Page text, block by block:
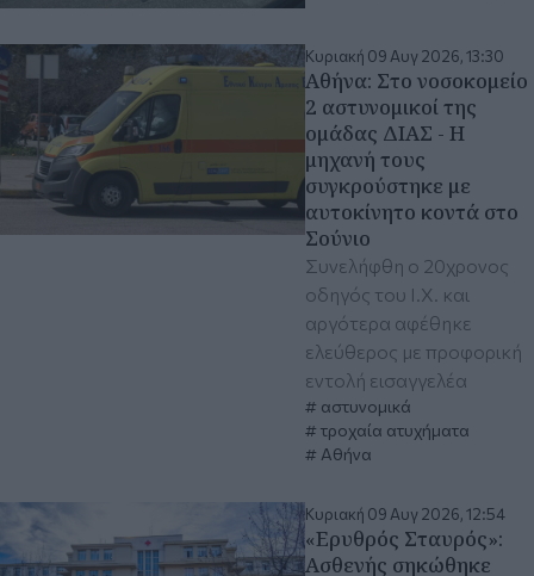
Κυριακή 09 Αυγ 2026, 13:30
Αθήνα: Στο νοσοκομείο
2 αστυνομικοί της
ομάδας ΔΙΑΣ - Η
μηχανή τους
συγκρούστηκε με
αυτοκίνητο κοντά στο
Σούνιο
Συνελήφθη ο 20χρονος
οδηγός του Ι.Χ. και
αργότερα αφέθηκε
ελεύθερος με προφορική
εντολή εισαγγελέα
αστυνομικά
τροχαία ατυχήματα
Αθήνα
Κυριακή 09 Αυγ 2026, 12:54
«Ερυθρός Σταυρός»:
Ασθενής σηκώθηκε